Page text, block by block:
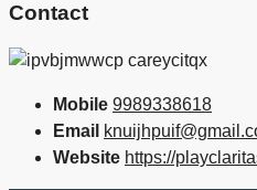
Contact
Mobile 9989338618
Email
Website https://